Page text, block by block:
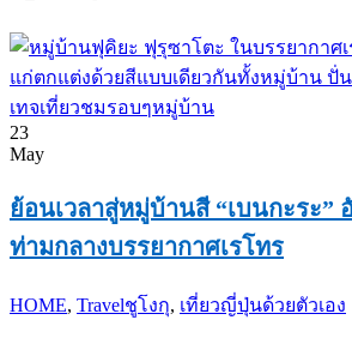
23
May
ย้อนเวลาสู่หมู่บ้านสี “เบนกะระ”
ท่ามกลางบรรยากาศเรโทร
HOME, Travelชูโงกุ, เที่ยวญี่ปุ่นด้วยตัวเอง